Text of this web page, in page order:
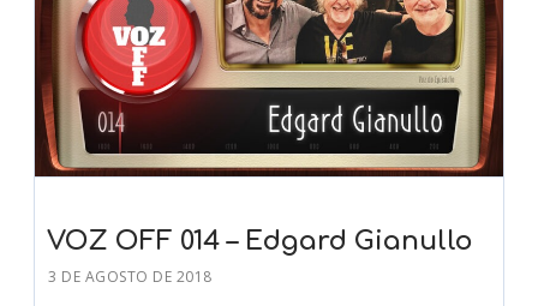
VOZ OFF 014 – Edgard Gianullo
3 DE AGOSTO DE 2018